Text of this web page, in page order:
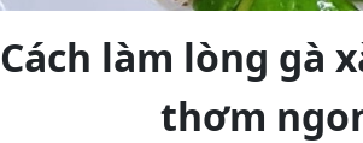
Cách làm lòng gà
thơm